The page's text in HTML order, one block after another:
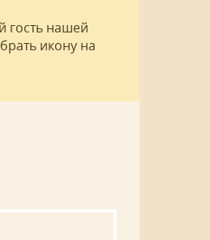
гость нашей
икону на